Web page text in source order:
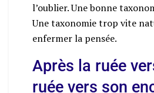
l’oublier. Une bonne
Une taxonomie trop vite
enfermer la pensée.
Après la ruée
ruée vers son